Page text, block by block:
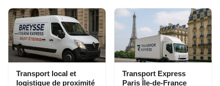
Transport local et
logistique de proximité
Transport Express
Paris Île-de-France